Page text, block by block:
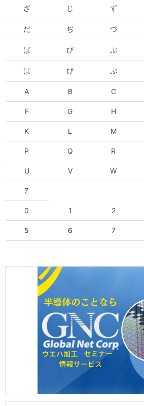
ざ じ ず
だ ぢ づ
ば び ぶ
ぱ ぴ ぷ
A B C
F G H
K L M
P Q R
U V W
Z
0 1 2
5 6 7